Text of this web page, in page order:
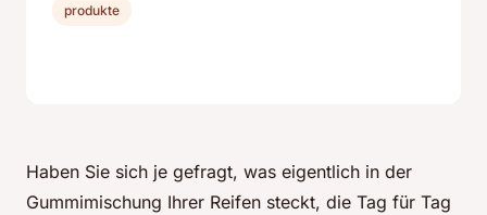
Haben Sie sich je gefragt, was eigentlich in der
Gummimischung Ihrer Reifen steckt, die Tag für Tag
produkte